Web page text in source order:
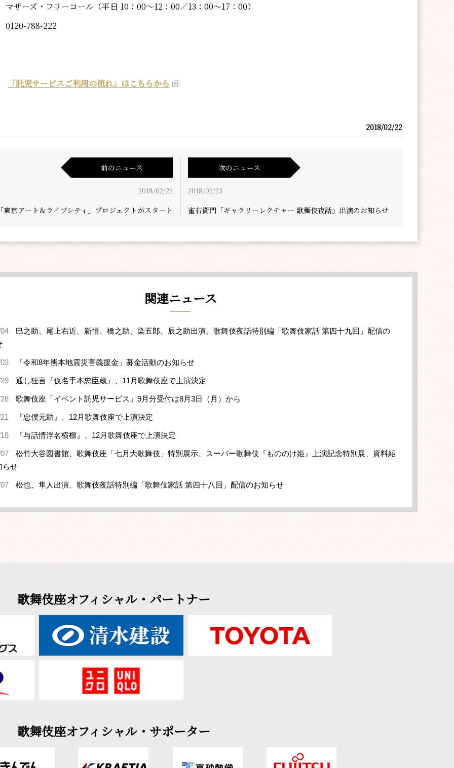
マザーズ・フリーコール（平日 10：00～12：00／13：00～17：00）
0120-788-222
「託児サービスご利用の流れ」はこちらから
2018/02/22
前のニュース
2018/02/22
東京アート＆ライブシティ」プロジェクトがスタート
次のニュース
2018/02/23
雀右衛門「ギャラリーレクチャー 歌舞伎夜話」出演のお知らせ
関連ニュース
巳之助、尾上右近、新悟、橋之助、染五郎、辰之助出演、歌舞伎夜話特別編「歌舞伎家話 第四十九回」配信の
「令和8年熊本地震災害義援金」募金活動のお知らせ
通し狂言『仮名手本忠臣蔵』、11月歌舞伎座で上演決定
歌舞伎座「イベント託児サービス」9月分受付は8月3日（月）から
『忠僕元助』、12月歌舞伎座で上演決定
『与話情浮名横櫛』、12月歌舞伎座で上演決定
松竹大谷図書館、歌舞伎座「七月大歌舞伎」特別展示、スーパー歌舞伎『もののけ姫』上演記念特別展、資料紹
らせ
松也、隼人出演、歌舞伎夜話特別編「歌舞伎家話 第四十八回」配信のお知らせ
歌舞伎座オフィシャル・パートナー
歌舞伎座オフィシャル・サポーター